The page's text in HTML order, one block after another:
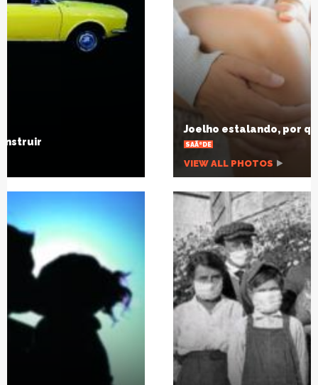
Joelho estalando, por que isso acontece?
SAÃºDE